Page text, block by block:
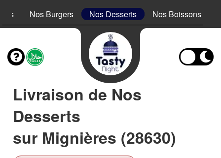
Nos Burgers Nos Desserts Nos Boissons
Livraison de Nos
Desserts
sur Mignières (28630)